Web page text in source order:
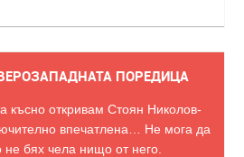
ПОРЕДИЦА
късно откривам Стоян Николов-
впечатлена… Не мога да
бях чела нищо от него.